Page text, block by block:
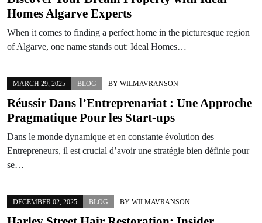
Homes Algarve Experts
When it comes to finding a perfect home in the picturesque region
of Algarve, one name stands out: Ideal Homes…
MARCH 29, 2025 BLOG BY WILMAVRANSON
Réussir Dans l’Entreprenariat : Une Approche
Pragmatique Pour les Start-ups
Dans le monde dynamique et en constante évolution des
Entrepreneurs, il est crucial d’avoir une stratégie bien définie pour
se…
DECEMBER 02, 2025 BLOG BY WILMAVRANSON